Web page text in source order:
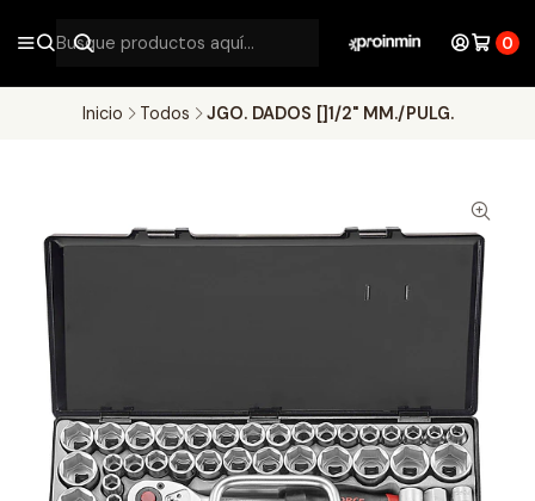
0
Inicio Todos JGO. DADOS []1/2" MM./PULG.